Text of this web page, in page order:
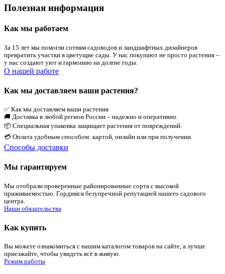
Полезная информация
Как мы работаем
За 15 лет мы помогли сотням садоводов и ландшафтных дизайнеров
превратить участки в цветущие сады. У нас покупают не просто растения –
у нас создают уют и гармонию на долгие годы.
О нашей работе
Как мы доставляем ваши растения?
✅ Как мы доставляем ваши растения
🚚 Доставка в любой регион России – надежно и оперативно.
📦 Специальная упаковка защищает растения от повреждений.
💳 Оплата удобным способом: картой, онлайн или при получении.
Способы доставки
Мы гарантируем
Мы отобрали проверенные районированные сорта с высокой
приживаемостью. Гордимся безупречной репутацией нашего садового
центра.
Наши обязательства
Как купить
Вы можете ознакомиться с нашим каталогом товаров на сайте, а лучше
приезжайте, чтобы увидеть всё в живую.
Режим работы